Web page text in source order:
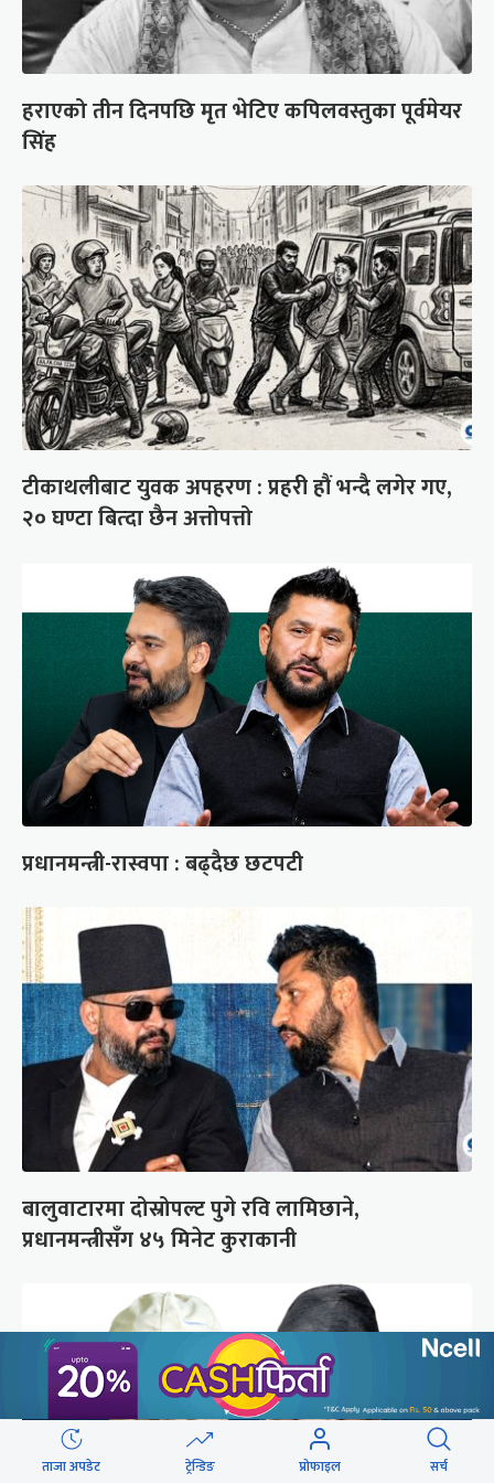
हराएको तीन दिनपछि मृत भेटिए कपिलवस्तुका पूर्वमेयर
सिंह
टीकाथलीबाट युवक अपहरण : प्रहरी हौं भन्दै लगेर गए,
२० घण्टा बित्दा छैन अत्तोपत्तो
प्रधानमन्त्री-रास्वपा : बढ्दैछ छटपटी
बालुवाटारमा दोस्रोपल्ट पुगे रवि लामिछाने,
प्रधानमन्त्रीसँग ४५ मिनेट कुराकानी
ताजा अपडेट ट्रेन्डिङ प्रोफाइल सर्च